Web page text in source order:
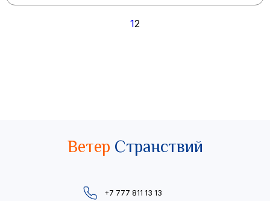
12
Ветер Странствий
+7 777 811 13 13